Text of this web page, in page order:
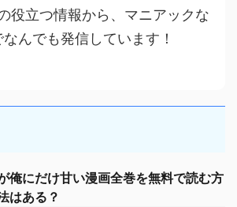
役立つ情報から、マニアックな
んでも発信しています！
俺にだけ甘い漫画全巻を無料で読む方
はある？